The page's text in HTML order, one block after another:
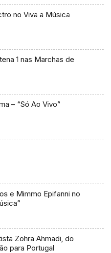
no Viva a Música
1 nas Marchas de
– “Só Ao Vivo”
e Mimmo Epifanni no
Zohra Ahmadi, do
para Portugal